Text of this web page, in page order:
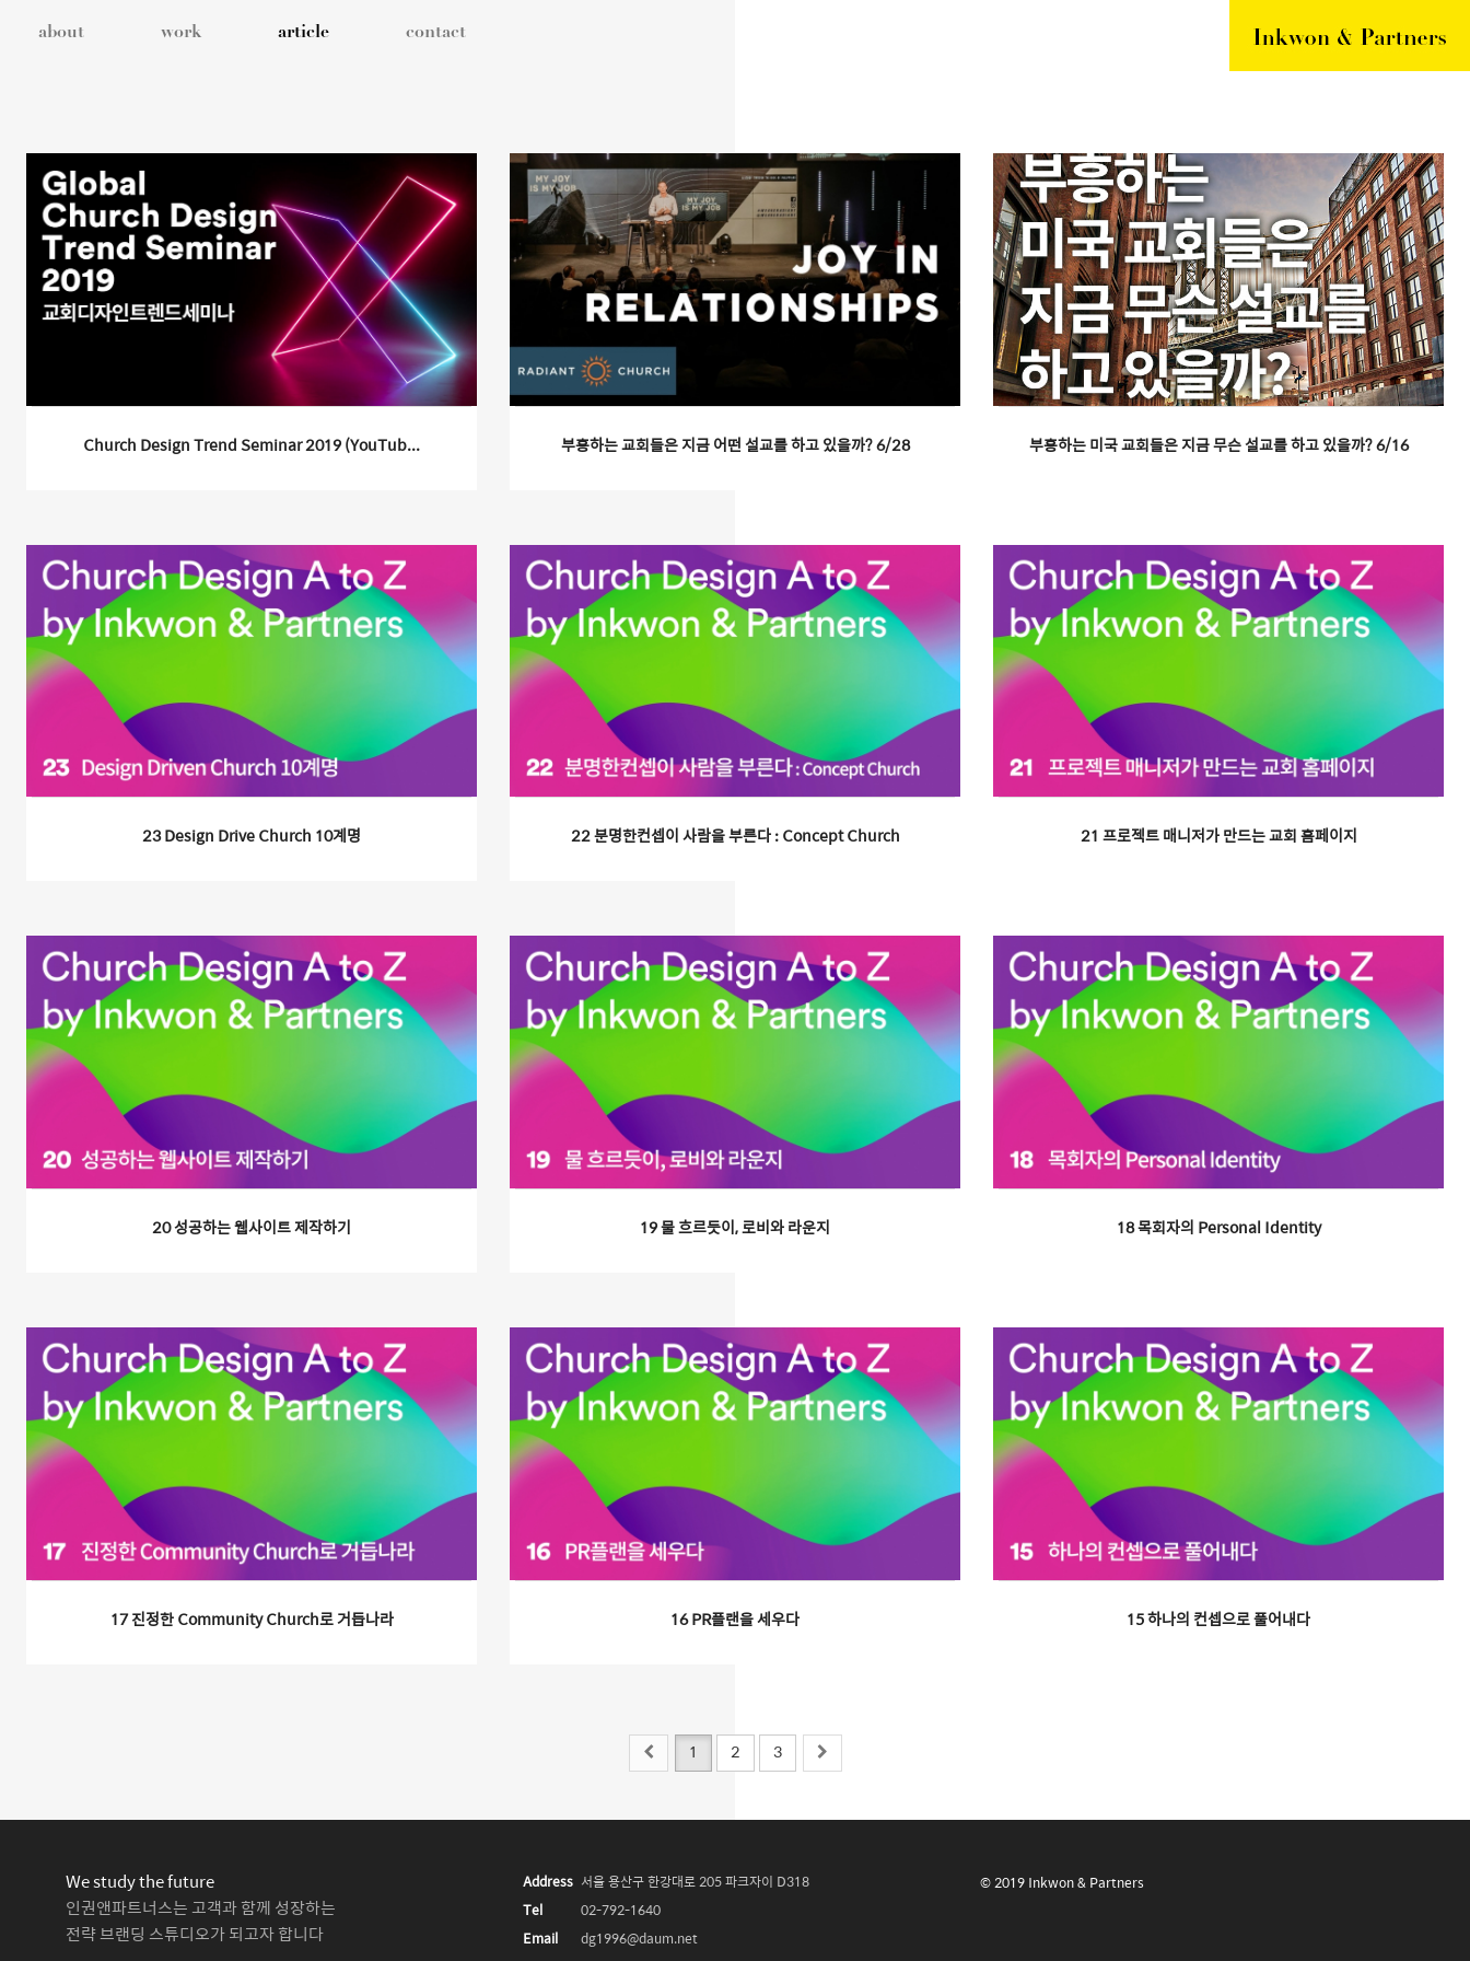
article
contact
about work article contact
Church Design Trend Seminar 2019 (YouTub... 부흥하는 교회들은 지금 어떤 설교를 하고 있을까? 6/28 부흥하는 미국 교회들은 지금 무슨 설교를 하고 있을까? 6/16
23 Design Drive Church 10계명 22 분명한컨셉이 사람을 부른다 : Concept Church 21 프로젝트 매니저가 만드는 교회 홈페이지
20 성공하는 웹사이트 제작하기 19 물 흐르듯이, 로비와 라운지 18 목회자의 Personal Identity
17 진정한 Community Church로 거듭나라 16 PR플랜을 세우다 15 하나의 컨셉으로 풀어내다
1 2 3
We study the future
인권앤파트너스는 고객과 함께 성장하는
전략 브랜딩 스튜디오가 되고자 합니다
Address 서울 용산구 한강대로 205 파크자이 D318
Tel
02-792-1640
Email
dg1996@daum.net
© 2019 Inkwon & Partners